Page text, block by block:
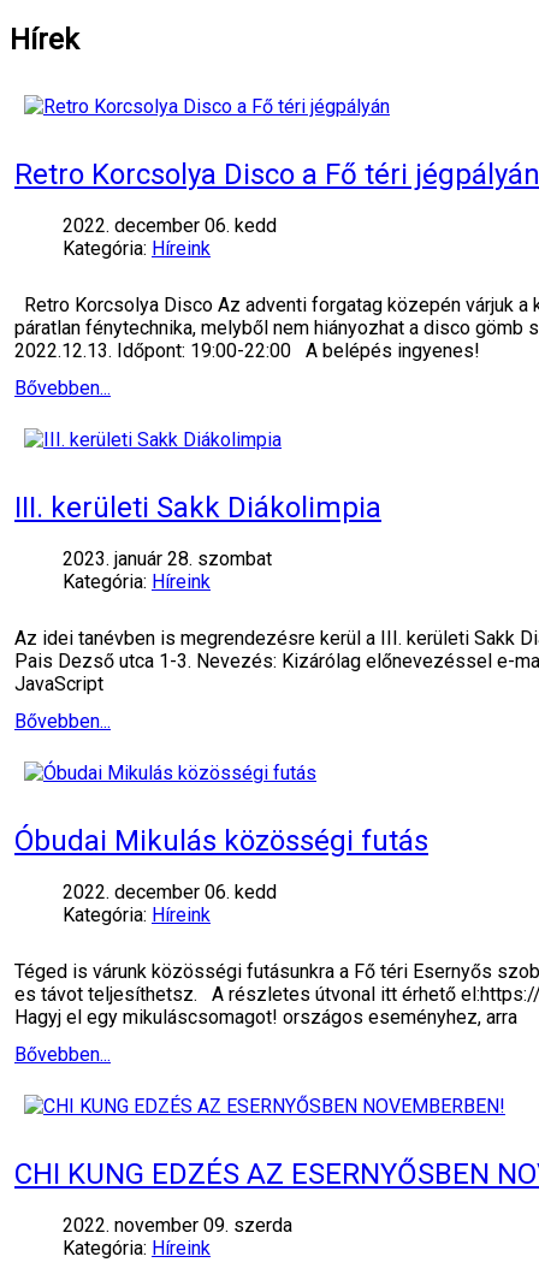
Hírek
Retro Korcsolya Disco a Fő téri jégpályán
2022. december 06. kedd
Kategória: Híreink
Retro Korcsolya Disco Az adventi forgatag közepén várjuk
páratlan fénytechnika, melyből nem hiányozhat a disco gömb
2022.12.13. Időpont: 19:00-22:00 A belépés ingyenes!
Bővebben...
III. kerületi Sakk Diákolimpia
2023. január 28. szombat
Kategória: Híreink
Az idei tanévben is megrendezésre kerül a III. kerületi Sakk
Pais Dezső utca 1-3. Nevezés: Kizárólag előnevezéssel e-
JavaScript
Bővebben...
Óbudai Mikulás közösségi futás
2022. december 06. kedd
Kategória: Híreink
Téged is várunk közösségi futásunkra a Fő téri Esernyős
es távot teljesíthetsz. A részletes útvonal itt érhető
Hagyj el egy mikuláscsomagot! országos eseményhez, arra
Bővebben...
CHI KUNG EDZÉS AZ ESERNYŐSBEN
2022. november 09. szerda
Kategória: Híreink